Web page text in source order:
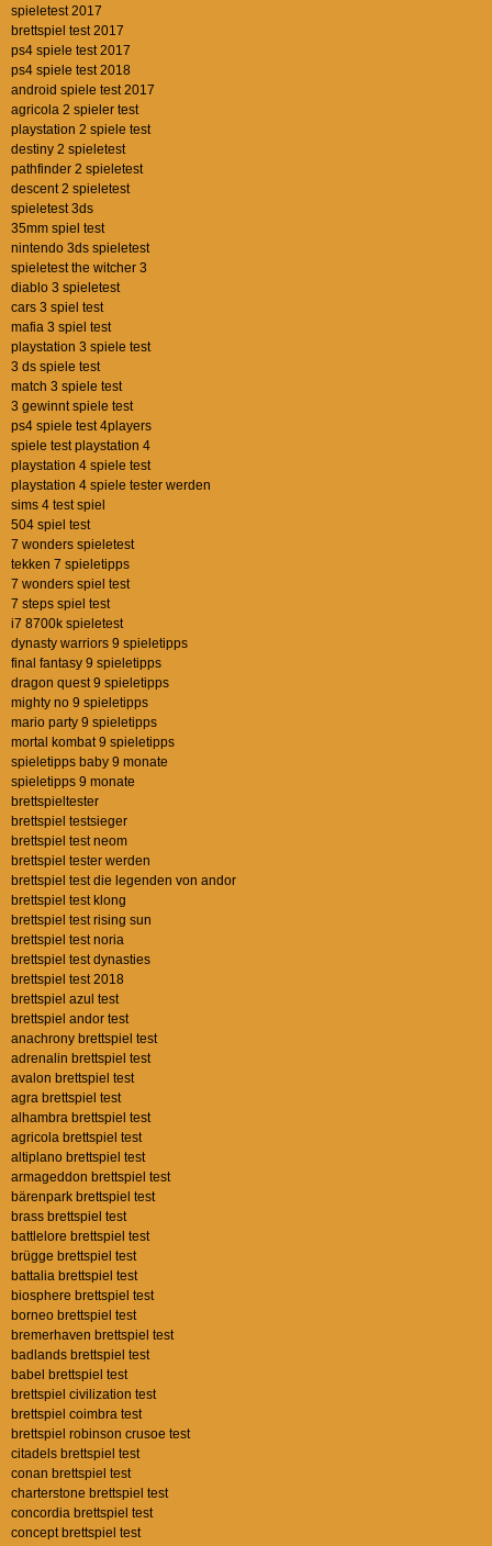
spieletest 2017
brettspiel test 2017
ps4 spiele test 2017
ps4 spiele test 2018
android spiele test 2017
agricola 2 spieler test
playstation 2 spiele test
destiny 2 spieletest
pathfinder 2 spieletest
descent 2 spieletest
spieletest 3ds
35mm spiel test
nintendo 3ds spieletest
spieletest the witcher 3
diablo 3 spieletest
cars 3 spiel test
mafia 3 spiel test
playstation 3 spiele test
3 ds spiele test
match 3 spiele test
3 gewinnt spiele test
ps4 spiele test 4players
spiele test playstation 4
playstation 4 spiele test
playstation 4 spiele tester werden
sims 4 test spiel
504 spiel test
7 wonders spieletest
tekken 7 spieletipps
7 wonders spiel test
7 steps spiel test
i7 8700k spieletest
dynasty warriors 9 spieletipps
final fantasy 9 spieletipps
dragon quest 9 spieletipps
mighty no 9 spieletipps
mario party 9 spieletipps
mortal kombat 9 spieletipps
spieletipps baby 9 monate
spieletipps 9 monate
brettspieltester
brettspiel testsieger
brettspiel test neom
brettspiel tester werden
brettspiel test die legenden von andor
brettspiel test klong
brettspiel test rising sun
brettspiel test noria
brettspiel test dynasties
brettspiel test 2018
brettspiel azul test
brettspiel andor test
anachrony brettspiel test
adrenalin brettspiel test
avalon brettspiel test
agra brettspiel test
alhambra brettspiel test
agricola brettspiel test
altiplano brettspiel test
armageddon brettspiel test
bärenpark brettspiel test
brass brettspiel test
battlelore brettspiel test
brügge brettspiel test
battalia brettspiel test
biosphere brettspiel test
borneo brettspiel test
bremerhaven brettspiel test
badlands brettspiel test
babel brettspiel test
brettspiel civilization test
brettspiel coimbra test
brettspiel robinson crusoe test
citadels brettspiel test
conan brettspiel test
charterstone brettspiel test
concordia brettspiel test
concept brettspiel test